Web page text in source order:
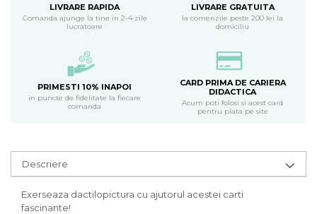
LIVRARE RAPIDA
Comanda ajunge la tine in 2-4 zile
lucratoare
LIVRARE GRATUITA
la comenzile peste 200 lei la
domiciliu
PRIMESTI 10% INAPOI
in puncte de fidelitate la fiecare
comanda
CARD PRIMA DE CARIERA
DIDACTICA
Acum poti folosi si acest card
pentru plata pe site
Descriere
Exerseaza dactilopictura cu ajutorul acestei carti
fascinante!